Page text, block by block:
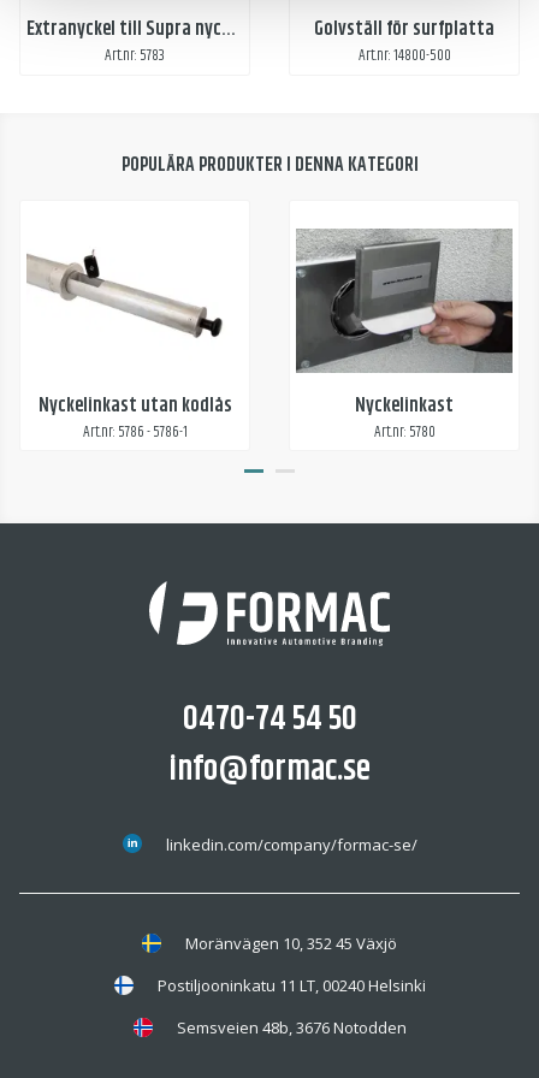
Extranyckel till Supra nyckelbox
Art.nr: 5783
Golvställ för surfplatta
Art.nr: 14800-500
POPULÄRA PRODUKTER I DENNA KATEGORI
Nyckelinkast utan kodlås
Art.nr: 5786 - 5786-1
Nyckelinkast
Art.nr: 5780
0470-74 54 50
info@formac.se
linkedin.com/company/formac-se/
Moränvägen 10, 352 45 Växjö
Postiljooninkatu 11 LT, 00240 Helsinki
Semsveien 48b, 3676 Notodden